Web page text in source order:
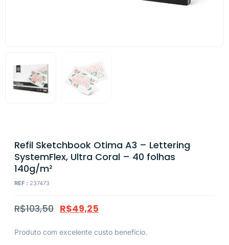
Refil Sketchbook Otima A3 – Lettering
SystemFlex, Ultra Coral – 40 folhas
140g/m²
REF : 237473
R$103,50 R$49,25
Produto com excelente custo benefício.